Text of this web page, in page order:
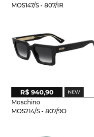
MOS147/S - 807/IR
Moschino
MOS214/S - 807/9O
R$ 940,90